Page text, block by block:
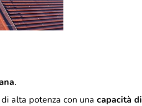
.
alta potenza con una capacità di